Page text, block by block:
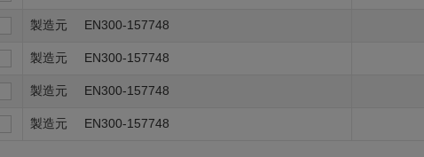
製造元 EN300-157748
製造元 EN300-157748
製造元 EN300-157748
製造元 EN300-157748